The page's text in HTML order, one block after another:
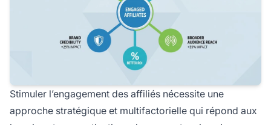
Stimuler l’engagement des affiliés nécessite une
approche stratégique et multifactorielle qui répond aux